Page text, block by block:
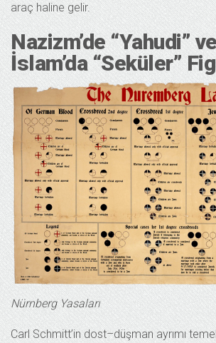
araç haline gelir.
Nazizm’de “Yahudi”
İslam’da “Seküler”
Nürnberg Yasaları
Carl Schmitt’in dost–düşman ayrımı